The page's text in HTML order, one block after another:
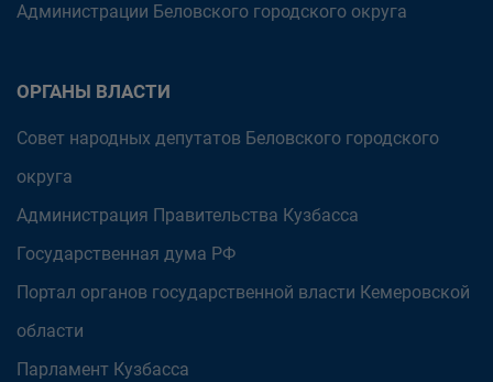
Администрации Беловского городского округа
ОРГАНЫ ВЛАСТИ
Совет народных депутатов Беловского городского
округа
Администрация Правительства Кузбасса
Государственная дума РФ
Портал органов государственной власти Кемеровской
области
Парламент Кузбасса